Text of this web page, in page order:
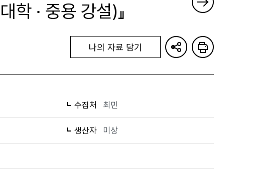
학 · 중용 강설)』
나의 자료 담기
수집처 최민
생산자 미상